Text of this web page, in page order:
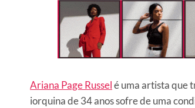
Ariana Page Russelé uma artista que
iorquina de 34 anos sofre de uma